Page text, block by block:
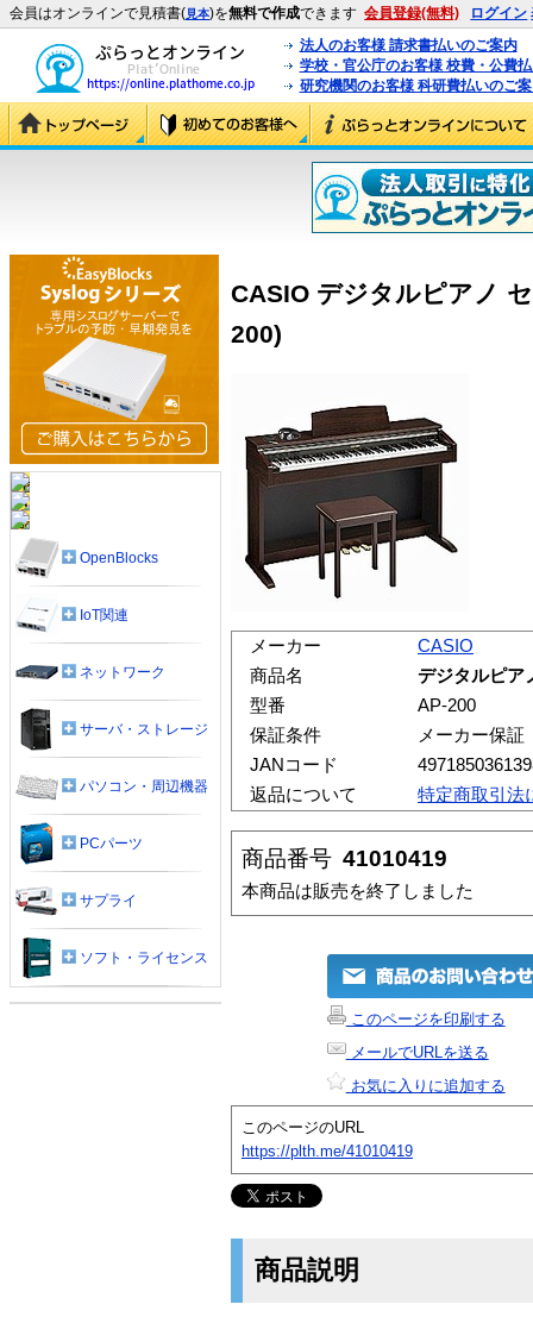
会員はオンラインで見積書(見本)を無料で作成できます 会員登録(無料) ログイン
法人のお客様 請求書払いのご案内
学校・官公庁のお客様 校費・公費
研究機関のお客様 科研費払いのご
CASIO デジタルピアノ
200)
メーカー
CASIO
商品名
デジタルピア
型番
AP-200
保証条件
メーカー保証
JANコード
返品について
特定商取引法
商品番号 41010419
本商品は販売を終了しました
このページを印刷する
メールでURLを送る
お気に入りに追加する
このページのURL
https://plth.me/41010419
商品説明
OpenBlocks
IoT関連
ネットワーク
サーバ・ストレージ
パソコン・周辺機器
PCパーツ
サプライ
ソフト・ライセンス